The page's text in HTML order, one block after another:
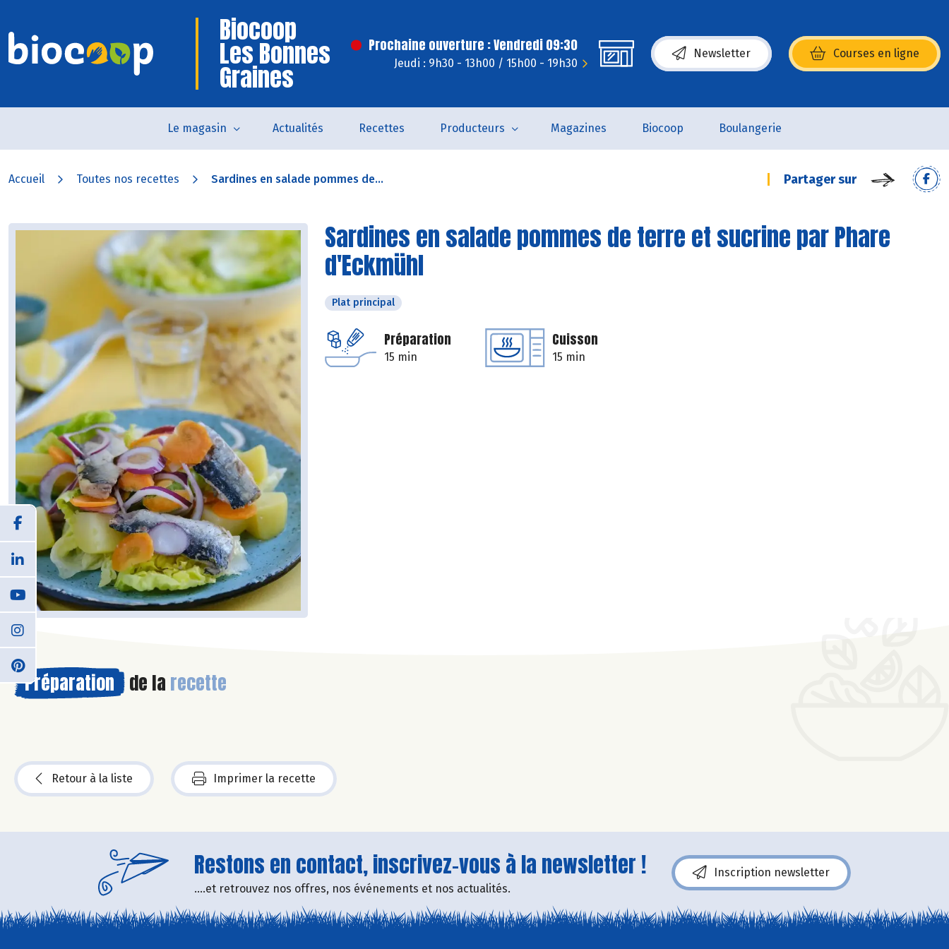
Biocoop
Les Bonnes
Graines
Prochaine ouverture : Vendredi 09:30
Jeudi : 9h30 - 13h00 / 15h00 - 19h30
Newsletter Courses en ligne
(s’ouvre dans une nouvelle fenêtre)
Le magasin Actualités Recettes Producteurs Magazines Biocoop Boulangerie
Accueil Toutes nos recettes Sardines en salade pommes de... Partager sur
Sardines en salade pommes de terre et sucrine par Phare
d'Eckmühl
Plat principal
Préparation
15 min
Cuisson
15 min
Préparation de la recette
Retour à la liste Imprimer la recette
Restons en contact, inscrivez-vous à la newsletter !
....et retrouvez nos offres, nos événements et nos actualités.
Inscription newsletter